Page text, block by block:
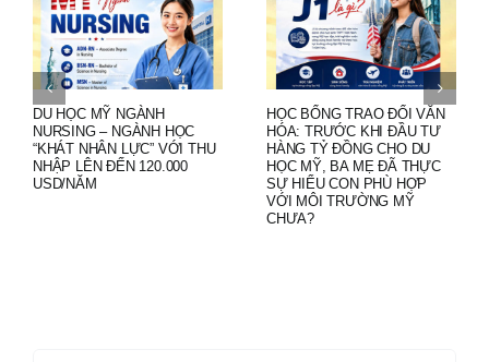
DU HỌC MỸ NGÀNH
NURSING – NGÀNH HỌC
“KHÁT NHÂN LỰC” VỚI THU
NHẬP LÊN ĐẾN 120.000
USD/NĂM
HỌC BỔNG TRAO ĐỔI VĂN
HÓA: TRƯỚC KHI ĐẦU TƯ
HÀNG TỶ ĐỒNG CHO DU
HỌC MỸ, BA MẸ ĐÃ THỰC
SỰ HIỂU CON PHÙ HỢP
VỚI MÔI TRƯỜNG MỸ
CHƯA?